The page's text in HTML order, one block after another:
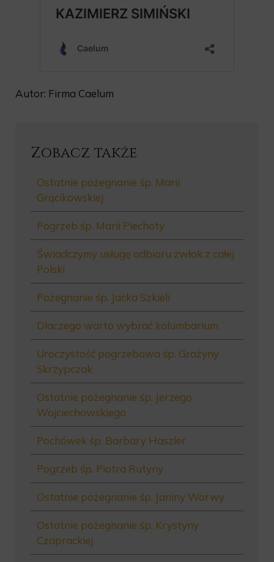
Autor: Firma Caelum
Zobacz także
Ostatnie pożegnanie śp. Marii
Grącikowskiej
Pogrzeb śp. Marii Piechoty
Świadczymy usługę odbioru zwłok z całej
Polski
Pożegnanie śp. Jacka Szkieli
Dlaczego warto wybrać kolumbarium
Uroczystość pogrzebowa śp. Grażyny
Skrzypczak
Ostatnie pożegnanie śp. Jerzego
Wojciechowskiego
Pochówek śp. Barbary Haszler
Pogrzeb śp. Piotra Rutyny
Ostatnie pożegnanie śp. Janiny Worwy
Ostatnie pożegnanie śp. Krystyny
Czaprackiej